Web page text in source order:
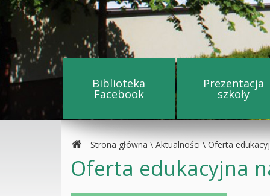
Przejdź na stronę Biblioteka
Biblioteka
Facebook
Prezentacja
szkoły
Strona główna \ Aktualności \ Oferta
Oferta edukacyjna